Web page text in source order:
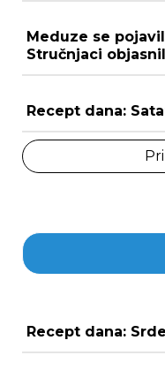
Meduze se
Stručnjaci
Recept dana:
Recept dana: